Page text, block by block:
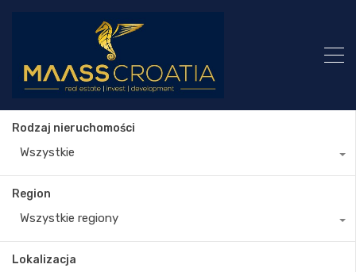
Rodzaj nieruchomości
Wszystkie
Region
Wszystkie regiony
Lokalizacja